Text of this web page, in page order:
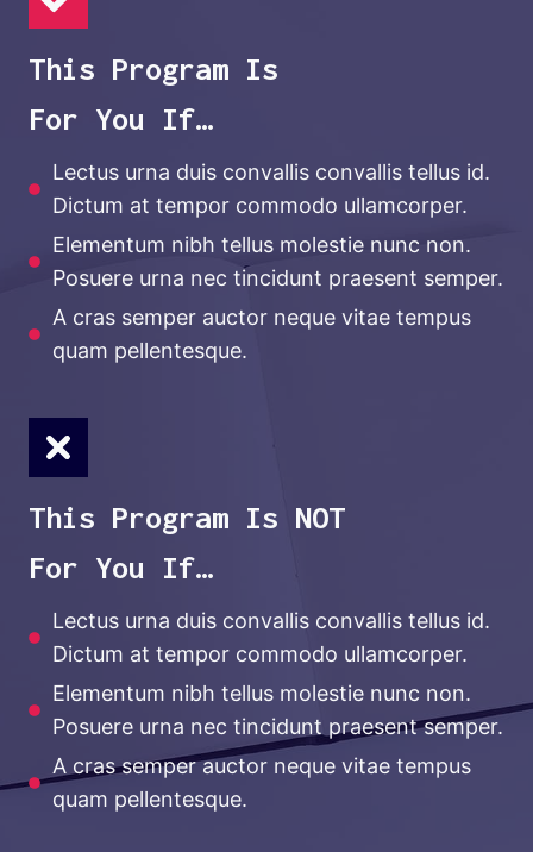
This Program Is
For You If…
Lectus urna duis convallis convallis tellus id.
Dictum at tempor commodo ullamcorper.
Elementum nibh tellus molestie nunc non.
Posuere urna nec tincidunt praesent semper.
A cras semper auctor neque vitae tempus
quam pellentesque.
This Program Is NOT
For You If…
Lectus urna duis convallis convallis tellus id.
Dictum at tempor commodo ullamcorper.
Elementum nibh tellus molestie nunc non.
Posuere urna nec tincidunt praesent semper.
A cras semper auctor neque vitae tempus
quam pellentesque.